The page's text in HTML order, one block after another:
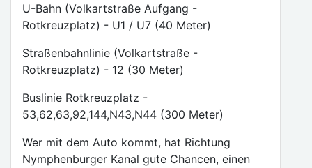
U-Bahn (Volkartstraße Aufgang -
Rotkreuzplatz) - U1 / U7 (40 Meter)
Straßenbahnlinie (Volkartstraße -
Rotkreuzplatz) - 12 (30 Meter)
Buslinie Rotkreuzplatz -
53,62,63,92,144,N43,N44 (300 Meter)
Wer mit dem Auto kommt, hat Richtung
Nymphenburger Kanal gute Chancen, einen